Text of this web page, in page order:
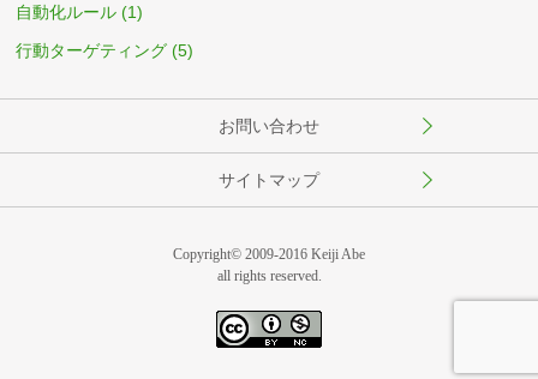
自動化ルール (1)
行動ターゲティング (5)
お問い合わせ
サイトマップ
Copyright© 2009-2016 Keiji Abe
all rights reserved.